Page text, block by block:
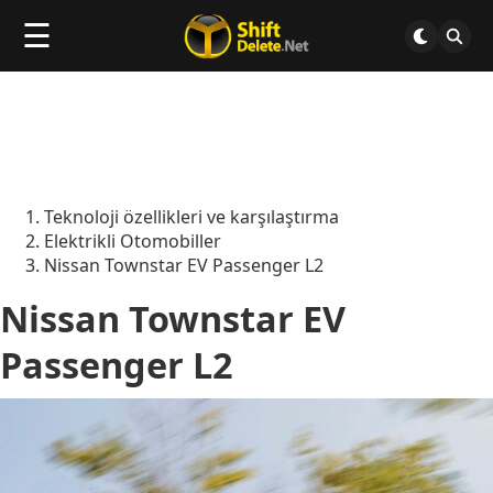
☰
Teknoloji özellikleri ve karşılaştırma
Elektrikli Otomobiller
Nissan Townstar EV Passenger L2
Nissan Townstar EV
Passenger L2